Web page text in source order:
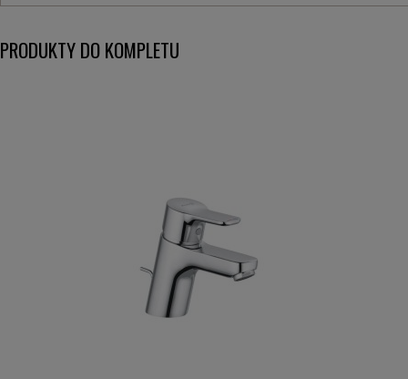
PRODUKTY DO KOMPLETU